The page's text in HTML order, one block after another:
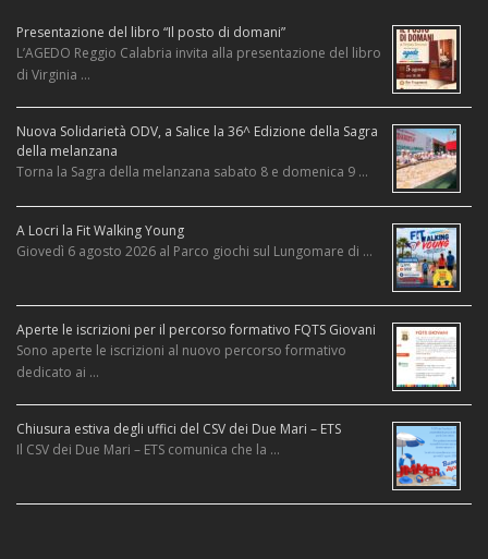
Presentazione del libro “Il posto di domani”
L’AGEDO Reggio Calabria invita alla presentazione del libro
di Virginia …
Nuova Solidarietà ODV, a Salice la 36^ Edizione della Sagra
della melanzana
Torna la Sagra della melanzana sabato 8 e domenica 9 …
A Locri la Fit Walking Young
Giovedì 6 agosto 2026 al Parco giochi sul Lungomare di …
Aperte le iscrizioni per il percorso formativo FQTS Giovani
Sono aperte le iscrizioni al nuovo percorso formativo
dedicato ai …
Chiusura estiva degli uffici del CSV dei Due Mari – ETS
Il CSV dei Due Mari – ETS comunica che la …